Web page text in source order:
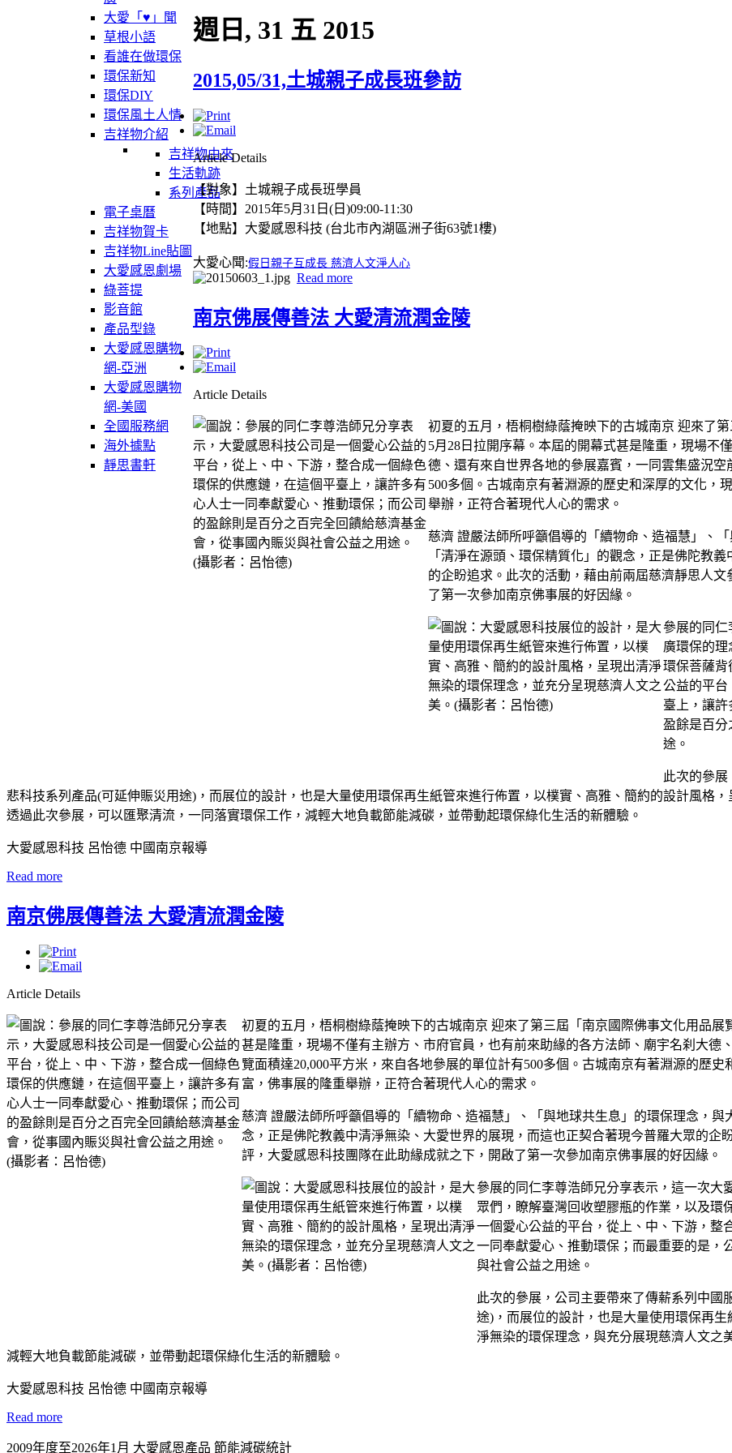
大愛「♥」聞
草根小語
看誰在做環保
環保新知
環保DIY
環保風土人情
吉祥物介紹
吉祥物由來
生活軌跡
系列產品
電子桌曆
吉祥物賀卡
吉祥物Line貼圖
大愛感恩劇場
綠菩提
影音館
產品型錄
大愛感恩購物
網-亞洲
大愛感恩購物
網-美國
全國服務網
海外據點
靜思書軒
週日, 31 五 2015
2015,05/31,土城親子成長班參訪
Article Details
【對象】土城親子成長班學員
【時間】2015年5月31日(日)09:00-11:30
【地點】 大愛感恩科技 (台北市內湖區洲子街63號1樓)
大愛心聞:假日親子互成長 慈濟人文淨人心
Read more
南京佛展傳善法 大愛清流潤金陵
Article Details
初夏的五月，梧桐樹綠蔭掩映下的古城南京 迎來了
5月28日拉開序幕。本屆的開幕式甚是隆重，現場不
德、還有來自世界各地的參展嘉賓，一同雲集盛況
500多個。古城南京有著淵源的歷史和深厚的文化，
舉辦，正符合著現代人心的需求。
慈濟 證嚴法師所呼籲倡導的「續物命、造福慧」、
「清淨在源頭、環保精質化」的觀念，正是佛陀教
的企盼追求。此次的活動，藉由前兩屆慈濟靜思人
了第一次參加南京佛事展的好因緣。
參展的同仁
廣環保的
環保菩薩背
公益的平台
臺上，讓
盈餘是百分
途。
此次的參
悲科技系列產品(可延伸賑災用途)，而展位的設計，也是大量使用環保再生紙管來進行佈置，以樸實、高雅、簡約的設計風格
透過此次參展，可以匯聚清流，一同落實環保工作，減輕大地負載節能減碳，並帶動起環保綠化生活的新體驗。
大愛感恩科技 呂怡德 中國南京報導
Read more
南京佛展傳善法 大愛清流潤金陵
Article Details
初夏的五月，梧桐樹綠蔭掩映下的古城南京 迎來了第三屆「南京國際佛事文化用品
甚是隆重，現場不僅有主辦方、市府官員，也有前來助緣的各方法師、廟宇名刹大
覽面積達20,000平方米，來自各地參展的單位計有500多個。古城南京有著淵源的歷
富，佛事展的隆重舉辦，正符合著現代人心的需求。
慈濟 證嚴法師所呼籲倡導的「續物命、造福慧」、「與地球共生息」的環保理念，
念，正是佛陀教義中清淨無染、大愛世界的展現，而這也正契合著現今普羅大眾的
評，大愛感恩科技團隊在此助緣成就之下，開啟了第一次參加南京佛事展的好因緣。
參展的同仁李尊浩師兄分享表示，這一次大
眾們，瞭解臺灣回收塑膠瓶的作業，以及環
一個愛心公益的平台，從上、中、下游，整
一同奉獻愛心、推動環保；而最重要的是，
與社會公益之用途。
此次的參展，公司主要帶來了傳薪系列中國
途)，而展位的設計，也是大量使用環保再
淨無染的環保理念，與充分展現慈濟人文之
減輕大地負載節能減碳，並帶動起環保綠化生活的新體驗。
大愛感恩科技 呂怡德 中國南京報導
Read more
2009年度至2026年1月 大愛感恩產品 節能減碳統計